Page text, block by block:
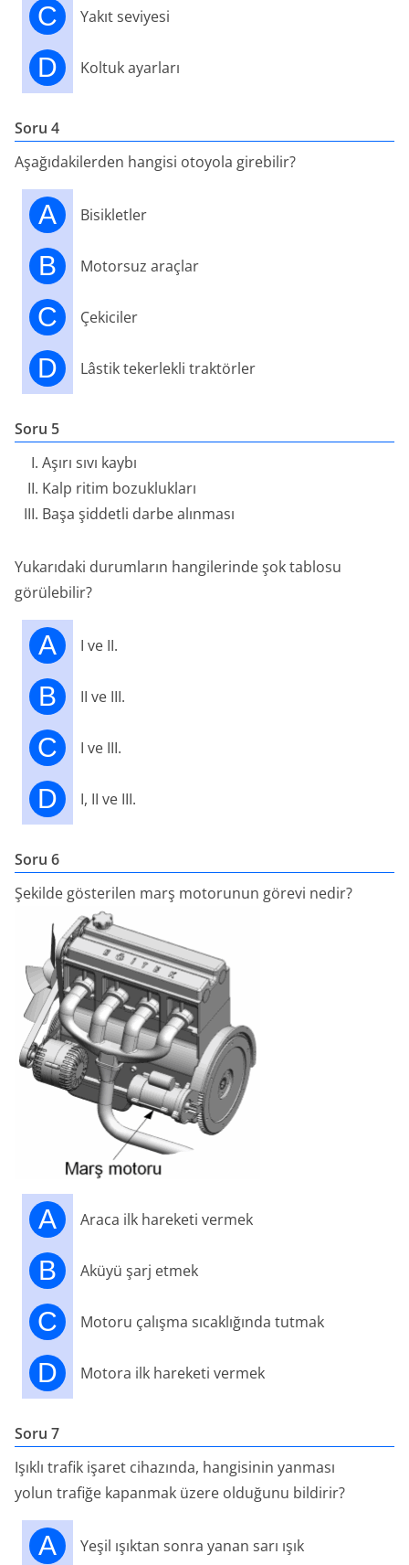
C Yakıt seviyesi
D Koltuk ayarları
Soru 4
Aşağıdakilerden hangisi otoyola girebilir?
A Bisikletler
B Motorsuz araçlar
C Çekiciler
D Lâstik tekerlekli traktörler
Soru 5
Aşırı sıvı kaybı
Kalp ritim bozuklukları
Başa şiddetli darbe alınması
Yukarıdaki durumların hangilerinde şok tablosu
görülebilir?
A I ve II.
B II ve III.
C I ve III.
D I, II ve III.
Soru 6
Şekilde gösterilen marş motorunun görevi nedir?
A Araca ilk hareketi vermek
B Aküyü şarj etmek
C Motoru çalışma sıcaklığında tutmak
D Motora ilk hareketi vermek
Soru 7
Işıklı trafik işaret cihazında, hangisinin yanması
yolun trafiğe kapanmak üzere olduğunu bildirir?
A Yeşil ışıktan sonra yanan sarı ışık